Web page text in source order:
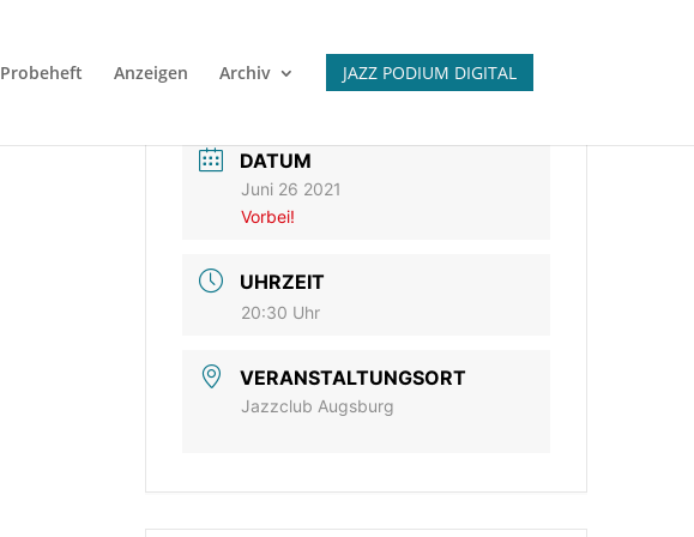
Probeheft Anzeigen Archiv JAZZ PODIUM DIGITAL
DATUM
Juni 26 2021
Vorbei!
UHRZEIT
20:30 Uhr
VERANSTALTUNGSORT
Jazzclub Augsburg